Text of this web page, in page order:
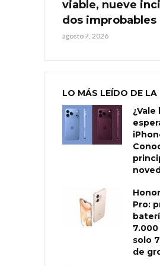
viable, nueve
dos improbables
agosto 7, 2026
LO MÁS LEÍDO DE LA
¿Vale
Pro:
solo
de